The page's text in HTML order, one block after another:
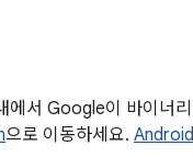
서 Google이 바이너
으로 이동하세요.